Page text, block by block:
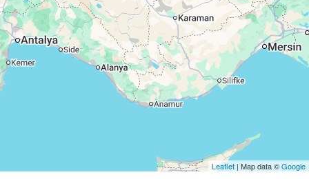
Leaflet | Map data ©Google